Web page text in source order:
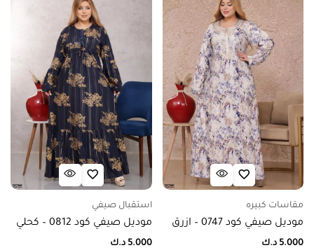
مقاسات كبيره
موديل صيفي كود 0747 – ازرق
5.000 د.ك
استقبال صيفي
موديل صيفي كود 0812 – كحلي
5.000 د.ك